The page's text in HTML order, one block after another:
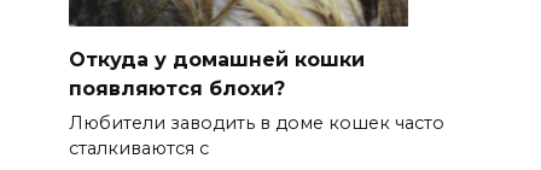
Откуда у домашней кошки
появляются блохи?
Любители заводить в доме кошек часто
сталкиваются с